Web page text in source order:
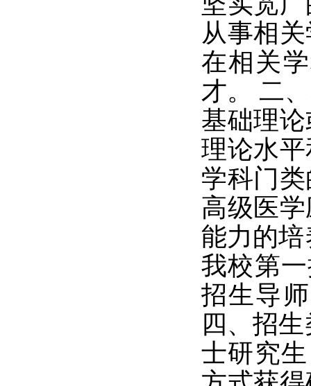
从事相
在相关
才。 二
基础理
理论水
学科门
高级医
能力的
我校第
招生导
四、招
士研究